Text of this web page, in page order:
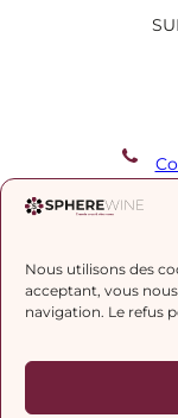
Nous utilisons des
acceptant, vous
navigation. Le refus
REJOIGNEZ
J’accepte la